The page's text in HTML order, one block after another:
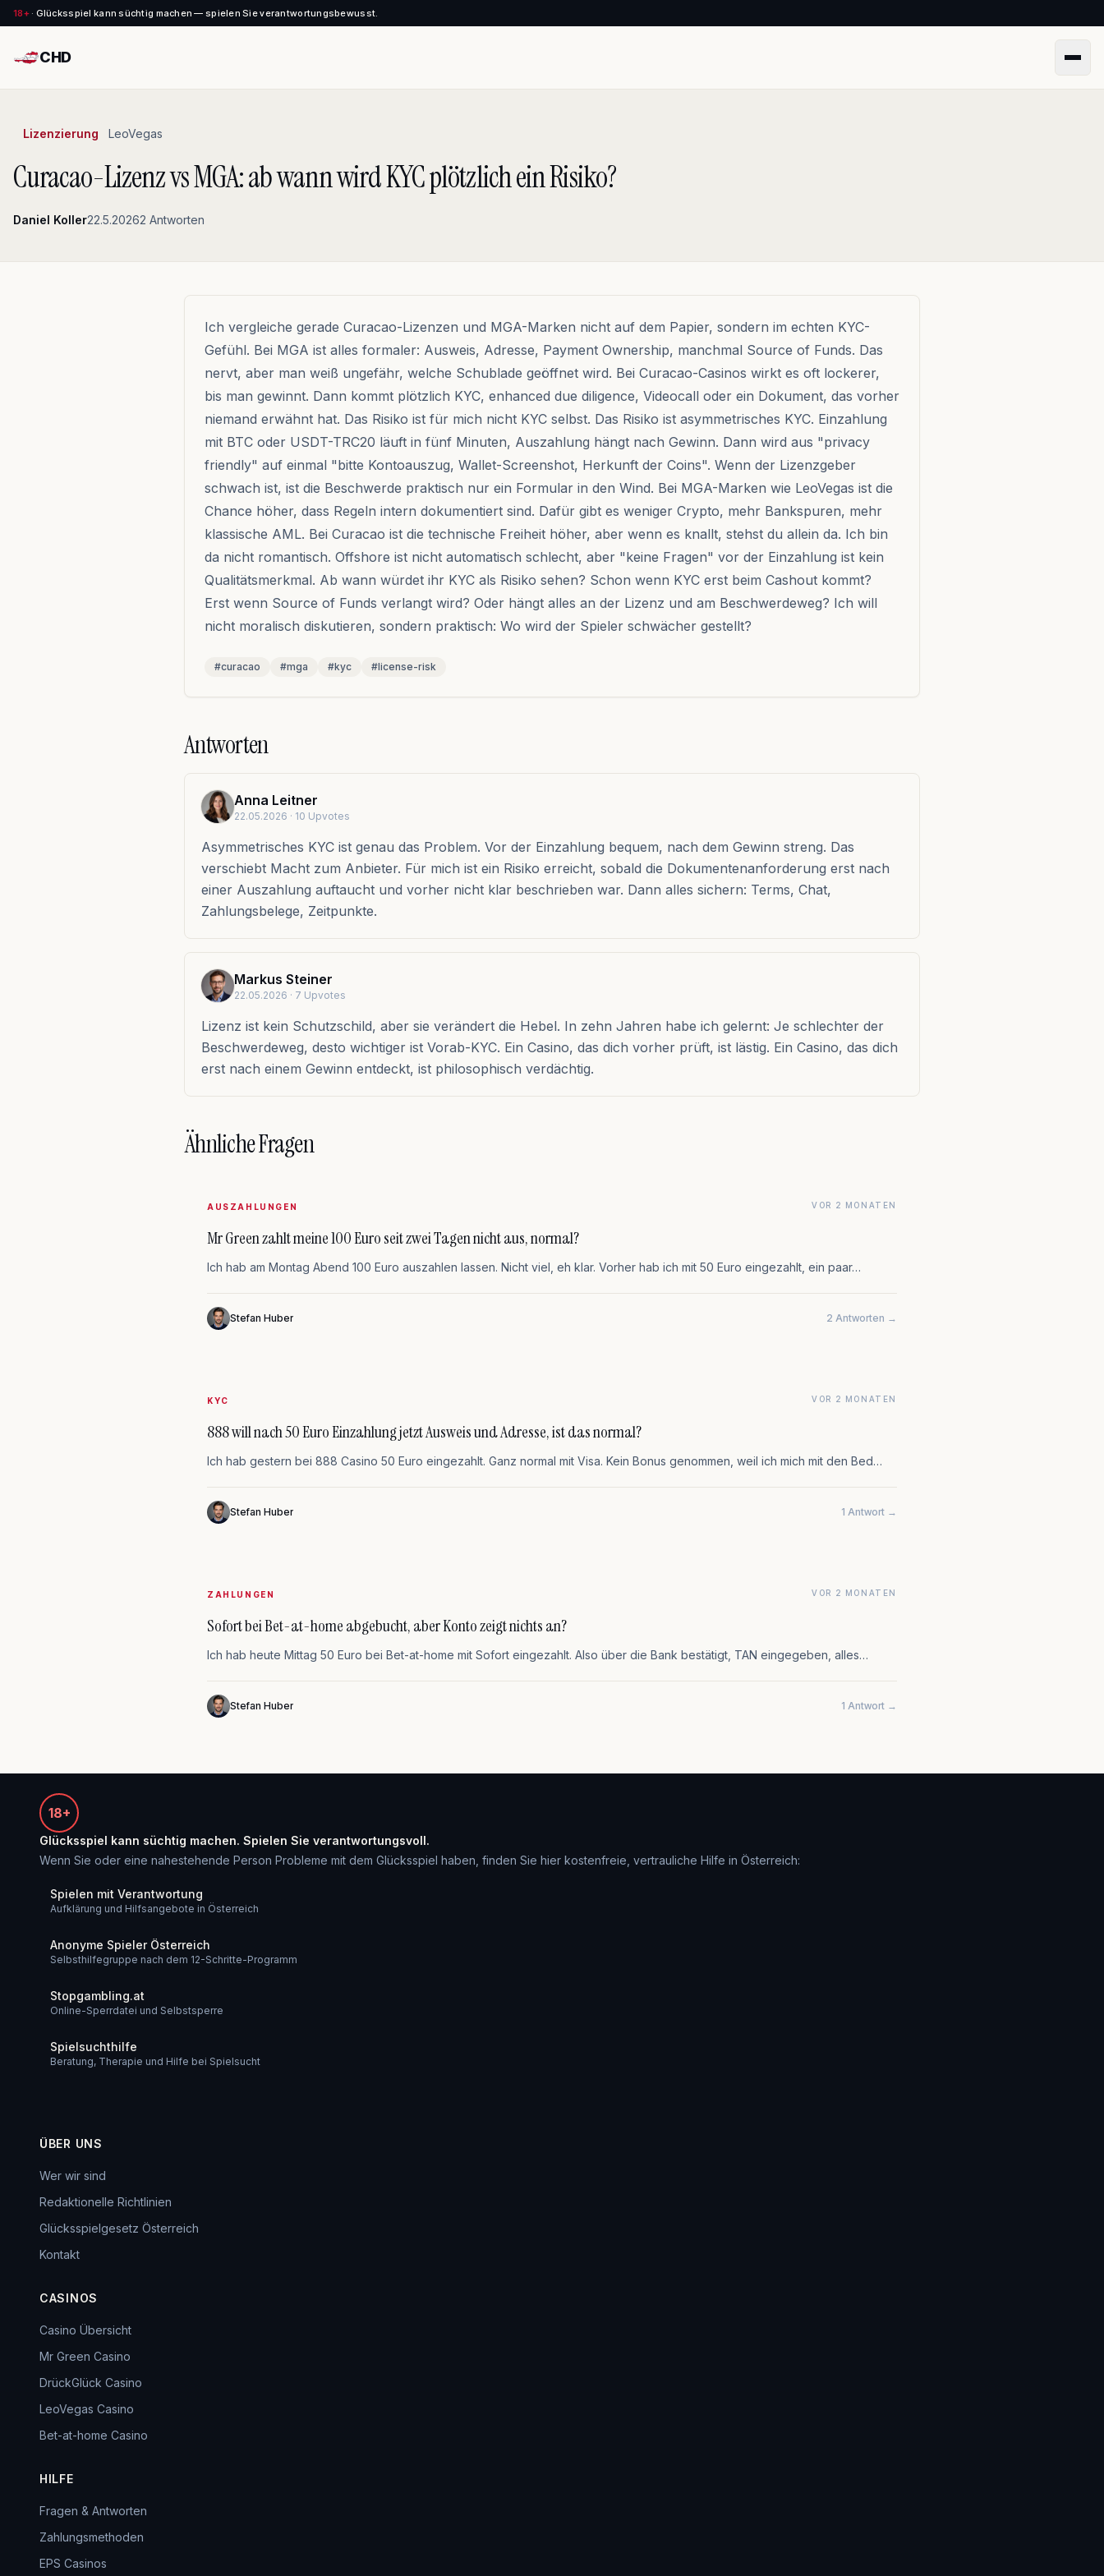
18+ · Glücksspiel kann süchtig machen — spielen Sie verantwortungsbewusst.
CHD
Lizenzierung LeoVegas
Curacao-Lizenz vs MGA: ab wann wird KYC plötzlich ein Risiko?
Daniel Koller22.5.20262 Antworten
Ich vergleiche gerade Curacao-Lizenzen und MGA-Marken nicht auf dem Papier, sondern im echten KYC-
Gefühl. Bei MGA ist alles formaler: Ausweis, Adresse, Payment Ownership, manchmal Source of Funds. Das
nervt, aber man weiß ungefähr, welche Schublade geöffnet wird. Bei Curacao-Casinos wirkt es oft lockerer,
bis man gewinnt. Dann kommt plötzlich KYC, enhanced due diligence, Videocall oder ein Dokument, das vorher
niemand erwähnt hat. Das Risiko ist für mich nicht KYC selbst. Das Risiko ist asymmetrisches KYC. Einzahlung
mit BTC oder USDT-TRC20 läuft in fünf Minuten, Auszahlung hängt nach Gewinn. Dann wird aus "privacy
friendly" auf einmal "bitte Kontoauszug, Wallet-Screenshot, Herkunft der Coins". Wenn der Lizenzgeber
schwach ist, ist die Beschwerde praktisch nur ein Formular in den Wind. Bei MGA-Marken wie LeoVegas ist die
Chance höher, dass Regeln intern dokumentiert sind. Dafür gibt es weniger Crypto, mehr Bankspuren, mehr
klassische AML. Bei Curacao ist die technische Freiheit höher, aber wenn es knallt, stehst du allein da. Ich bin
da nicht romantisch. Offshore ist nicht automatisch schlecht, aber "keine Fragen" vor der Einzahlung ist kein
Qualitätsmerkmal. Ab wann würdet ihr KYC als Risiko sehen? Schon wenn KYC erst beim Cashout kommt?
Erst wenn Source of Funds verlangt wird? Oder hängt alles an der Lizenz und am Beschwerdeweg? Ich will
nicht moralisch diskutieren, sondern praktisch: Wo wird der Spieler schwächer gestellt?
#curacao #mga #kyc #license-risk
Antworten
Anna Leitner
22.05.2026 · 10 Upvotes
Asymmetrisches KYC ist genau das Problem. Vor der Einzahlung bequem, nach dem Gewinn streng. Das
verschiebt Macht zum Anbieter. Für mich ist ein Risiko erreicht, sobald die Dokumentenanforderung erst nach
einer Auszahlung auftaucht und vorher nicht klar beschrieben war. Dann alles sichern: Terms, Chat,
Zahlungsbelege, Zeitpunkte.
Markus Steiner
22.05.2026 · 7 Upvotes
Lizenz ist kein Schutzschild, aber sie verändert die Hebel. In zehn Jahren habe ich gelernt: Je schlechter der
Beschwerdeweg, desto wichtiger ist Vorab-KYC. Ein Casino, das dich vorher prüft, ist lästig. Ein Casino, das dich
erst nach einem Gewinn entdeckt, ist philosophisch verdächtig.
Ähnliche Fragen
AUSZAHLUNGEN VOR 2 MONATEN
Mr Green zahlt meine 100 Euro seit zwei Tagen nicht aus, normal?
Ich hab am Montag Abend 100 Euro auszahlen lassen. Nicht viel, eh klar. Vorher hab ich mit 50 Euro eingezahlt, ein paar…
Stefan Huber 2 Antworten →
KYC VOR 2 MONATEN
888 will nach 50 Euro Einzahlung jetzt Ausweis und Adresse, ist das normal?
Ich hab gestern bei 888 Casino 50 Euro eingezahlt. Ganz normal mit Visa. Kein Bonus genommen, weil ich mich mit den Bed…
Stefan Huber 1 Antwort →
ZAHLUNGEN VOR 2 MONATEN
Sofort bei Bet-at-home abgebucht, aber Konto zeigt nichts an?
Ich hab heute Mittag 50 Euro bei Bet-at-home mit Sofort eingezahlt. Also über die Bank bestätigt, TAN eingegeben, alles…
Stefan Huber 1 Antwort →
18+
Glücksspiel kann süchtig machen. Spielen Sie verantwortungsvoll.
Wenn Sie oder eine nahestehende Person Probleme mit dem Glücksspiel haben, finden Sie hier kostenfreie, vertrauliche Hilfe in Österreich:
Spielen mit Verantwortung
Aufklärung und Hilfsangebote in Österreich
Anonyme Spieler Österreich
Selbsthilfegruppe nach dem 12-Schritte-Programm
Stopgambling.at
Online-Sperrdatei und Selbstsperre
Spielsuchthilfe
Beratung, Therapie und Hilfe bei Spielsucht
ÜBER UNS
Wer wir sind
Redaktionelle Richtlinien
Glücksspielgesetz Österreich
Kontakt
CASINOS
Casino Übersicht
Mr Green Casino
DrückGlück Casino
LeoVegas Casino
Bet-at-home Casino
HILFE
Fragen & Antworten
Zahlungsmethoden
EPS Casinos